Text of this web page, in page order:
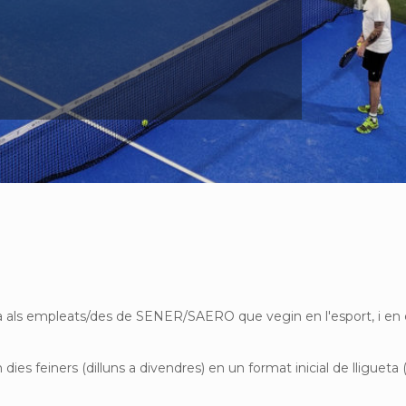
empleats/des de SENER/SAERO que vegin en l'esport, i
dies feiners (dilluns a divendres) en un format inicial de